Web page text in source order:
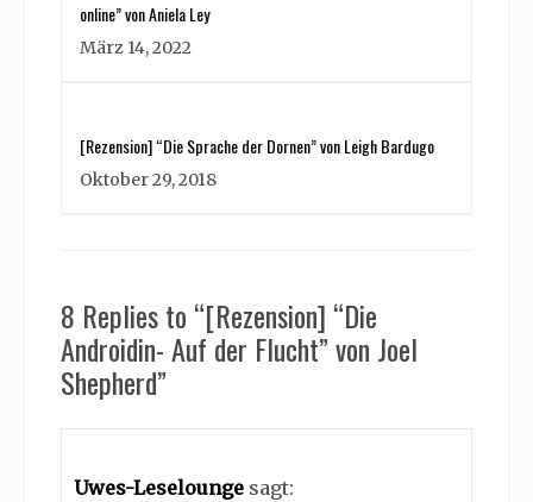
online” von Aniela Ley
März 14, 2022
[Rezension] “Die Sprache der Dornen” von Leigh Bardugo
Oktober 29, 2018
8 Replies to “[Rezension] “Die
Androidin- Auf der Flucht” von Joel
Shepherd”
Uwes-Leselounge sagt: